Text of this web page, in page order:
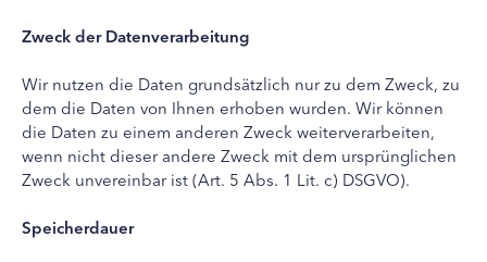
Zweck der Datenverarbeitung
Wir nutzen die Daten grundsätzlich nur zu dem Zweck, zu
dem die Daten von Ihnen erhoben wurden. Wir können
die Daten zu einem anderen Zweck weiterverarbeiten,
wenn nicht dieser andere Zweck mit dem ursprünglichen
Zweck unvereinbar ist (Art. 5 Abs. 1 Lit. c) DSGVO).
Speicherdauer